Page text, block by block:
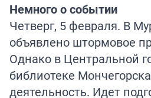
Немного о событии
Четверг, 5 февраля. В
объявлено штормовое
Однако в Центральной
библиотеке
деятельность. Идет